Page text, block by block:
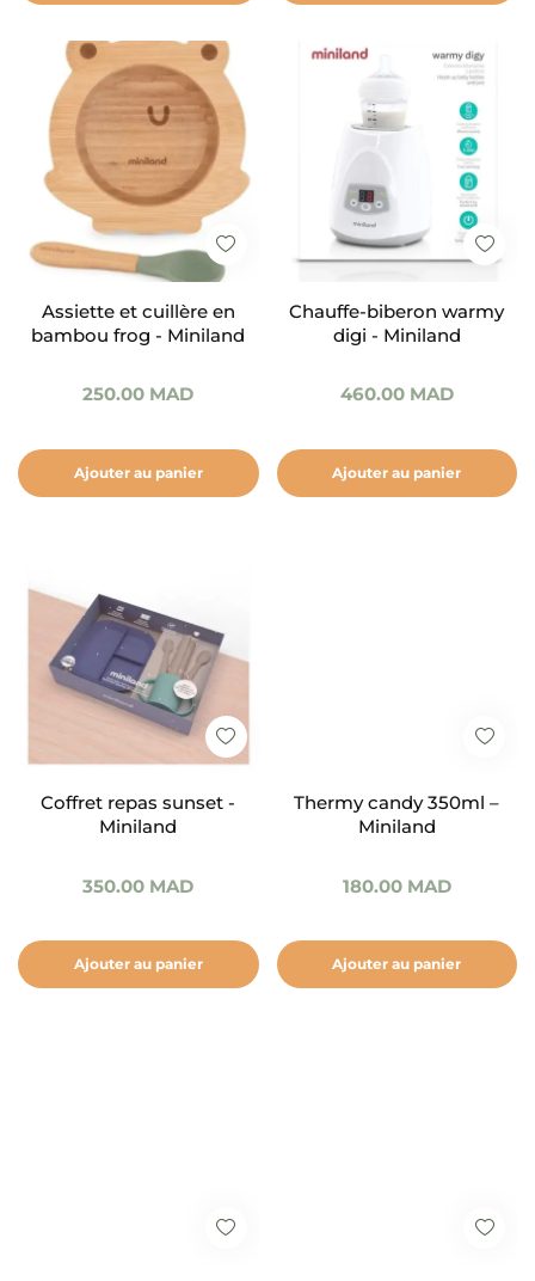
Assiette et cuillère en
bambou frog - Miniland
250.00 MAD
Ajouter au panier
Chauffe-biberon warmy
digi - Miniland
460.00 MAD
Ajouter au panier
Coffret repas sunset -
Miniland
350.00 MAD
Ajouter au panier
Thermy candy 350ml –
Miniland
180.00 MAD
Ajouter au panier